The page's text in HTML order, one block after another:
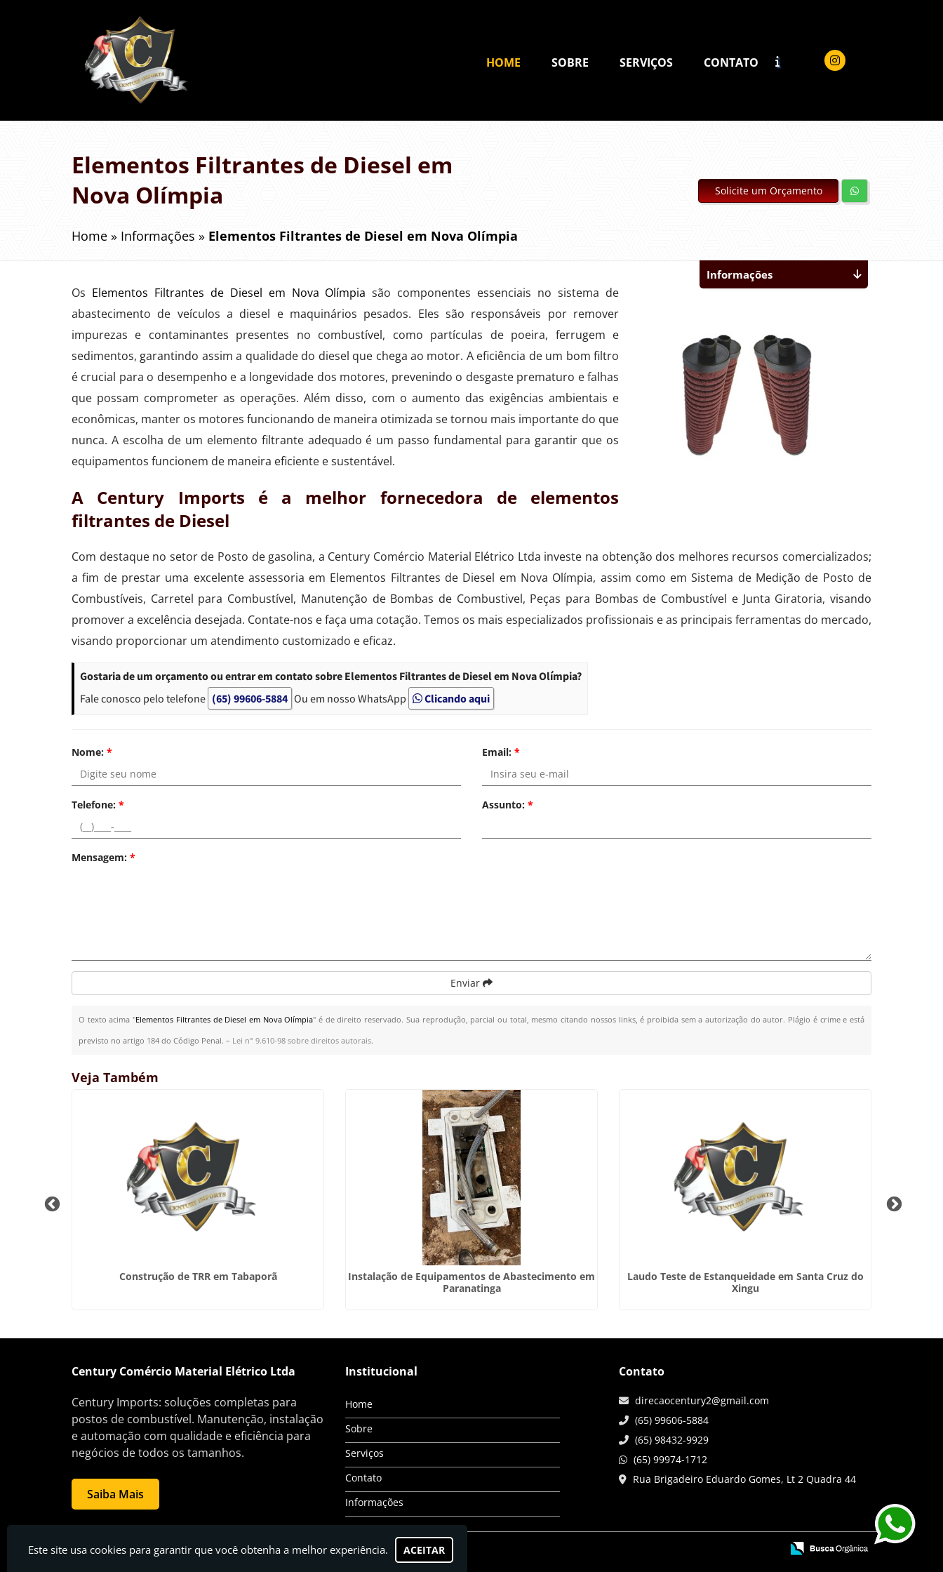
HOME SOBRE SERVIÇOS CONTATO
Elementos Filtrantes de Diesel em
Nova Olímpia
Home » Informações » Elementos Filtrantes de Diesel em Nova Olímpia
Solicite um Orçamento
Os Elementos Filtrantes de Diesel em Nova Olímpia são componentes essenciais no sistema de
abastecimento de veículos a diesel e maquinários pesados. Eles são responsáveis por remover
impurezas e contaminantes presentes no combustível, como partículas de poeira, ferrugem e
sedimentos, garantindo assim a qualidade do diesel que chega ao motor. A eficiência de um bom filtro
é crucial para o desempenho e a longevidade dos motores, prevenindo o desgaste prematuro e falhas
que possam comprometer as operações. Além disso, com o aumento das exigências ambientais e
econômicas, manter os motores funcionando de maneira otimizada se tornou mais importante do que
nunca. A escolha de um elemento filtrante adequado é um passo fundamental para garantir que os
equipamentos funcionem de maneira eficiente e sustentável.
A Century Imports é a melhor fornecedora de elementos
filtrantes de Diesel
Com destaque no setor de Posto de gasolina, a Century Comércio Material Elétrico Ltda investe na obtenção dos melhores recursos comercializados;
a fim de prestar uma excelente assessoria em Elementos Filtrantes de Diesel em Nova Olímpia, assim como em Sistema de Medição de Posto de
Combustíveis, Carretel para Combustível, Manutenção de Bombas de Combustivel, Peças para Bombas de Combustível e Junta Giratoria, visando
promover a excelência desejada. Contate-nos e faça uma cotação. Temos os mais especializados profissionais e as principais ferramentas do mercado,
visando proporcionar um atendimento customizado e eficaz.
Gostaria de um orçamento ou entrar em contato sobre Elementos Filtrantes de Diesel em Nova Olímpia?
Fale conosco pelo telefone (65) 99606-5884 Ou em nosso WhatsApp Clicando aqui
Nome: * Email: *
Telefone: * Assunto: *
Mensagem: *
Enviar
O texto acima "Elementos Filtrantes de Diesel em Nova Olímpia" é de direito reservado. Sua reprodução, parcial ou total, mesmo citando nossos links, é proibida sem a autorização do autor. Plágio é crime e está
previsto no artigo 184 do Código Penal. – Lei n° 9.610-98 sobre direitos autorais.
Informações
Veja Também
Construção de TRR em Tabaporã
Instalação de Equipamentos de Abastecimento em
Paranatinga
Laudo Teste de Estanqueidade em Santa Cruz do
Xingu
Century Comércio Material Elétrico Ltda
Century Imports: soluções completas para
postos de combustível. Manutenção, instalação
e automação com qualidade e eficiência para
negócios de todos os tamanhos.
Saiba Mais
Institucional
Home
Sobre
Serviços
Contato
Informações
Contato
direcaocentury2@gmail.com
(65) 99606-5884
(65) 98432-9929
(65) 99974-1712
Rua Brigadeiro Eduardo Gomes, Lt 2 Quadra 44
Century Comércio Material Elétrico Ltda - Posto de gasolina
Este site usa cookies para garantir que você obtenha a melhor experiência. ACEITAR